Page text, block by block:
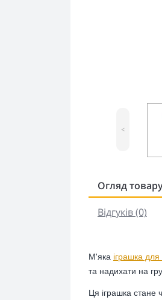
<
Огляд
Відгуків (0)
М'яка іграшка для
та надихати на
Ця іграшка стане